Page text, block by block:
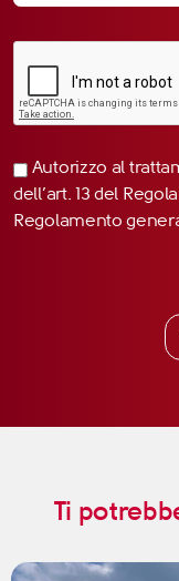
Autorizzo al
dell’art. 13 del
Regolamento
Ti